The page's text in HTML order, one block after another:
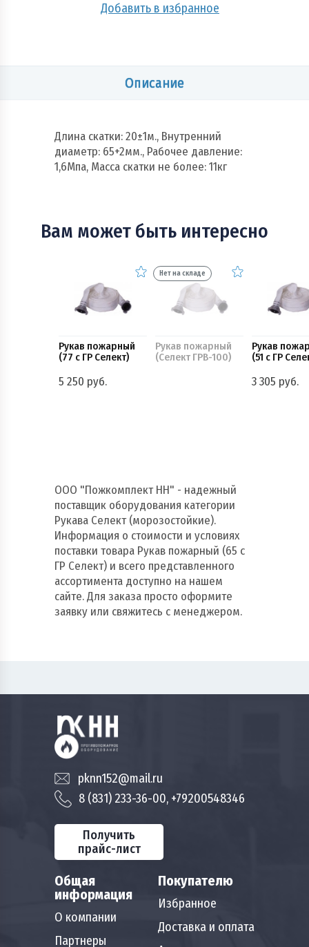
Добавить в избранное
Описание
Длина скатки: 20±1м., Внутренний
диаметр: 65+2мм., Рабочее давление:
1,6Мпа, Масса скатки не более: 11кг
Вам может быть интересно
Рукав пожарный
(77 с ГР Селект)
5 250 руб.
Нет на складе
Рукав пожарный
(Селект ГРВ-100)
Рукав
(51 с ГР
3 305 руб.
ООО "Пожкомплект НН" - надежный
поставщик оборудования категории
Рукава Селект (морозостойкие).
Информация о стоимости и условиях
поставки товара Рукав пожарный (65 с
ГР Селект) и всего представленного
ассортимента доступно на нашем
сайте. Для заказа просто оформите
заявку или свяжитесь с менеджером.
Общая
информация
О компании
Партнеры
Покупателю
Избранное
Доставка и оплата
pknn152@mail.ru
8 (831) 233-36-00, +79200548346
Получить
прайс-лист